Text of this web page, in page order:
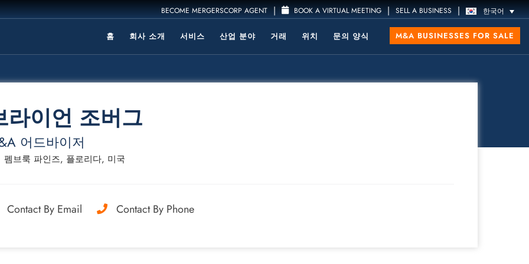
BECOME MERGERSCORP AGENT | BOOK A VIRTUAL MEETING | SELL A BUSINESS | 한국어
홈 회사 소개 서비스 산업 분야 거래 위치 문의 양식 M&A BUSINESSES FOR SALE
라이언 조버그
어드바이저
펨브룩 파인즈, 플로리다, 미국
Contact By Email Contact By Phone